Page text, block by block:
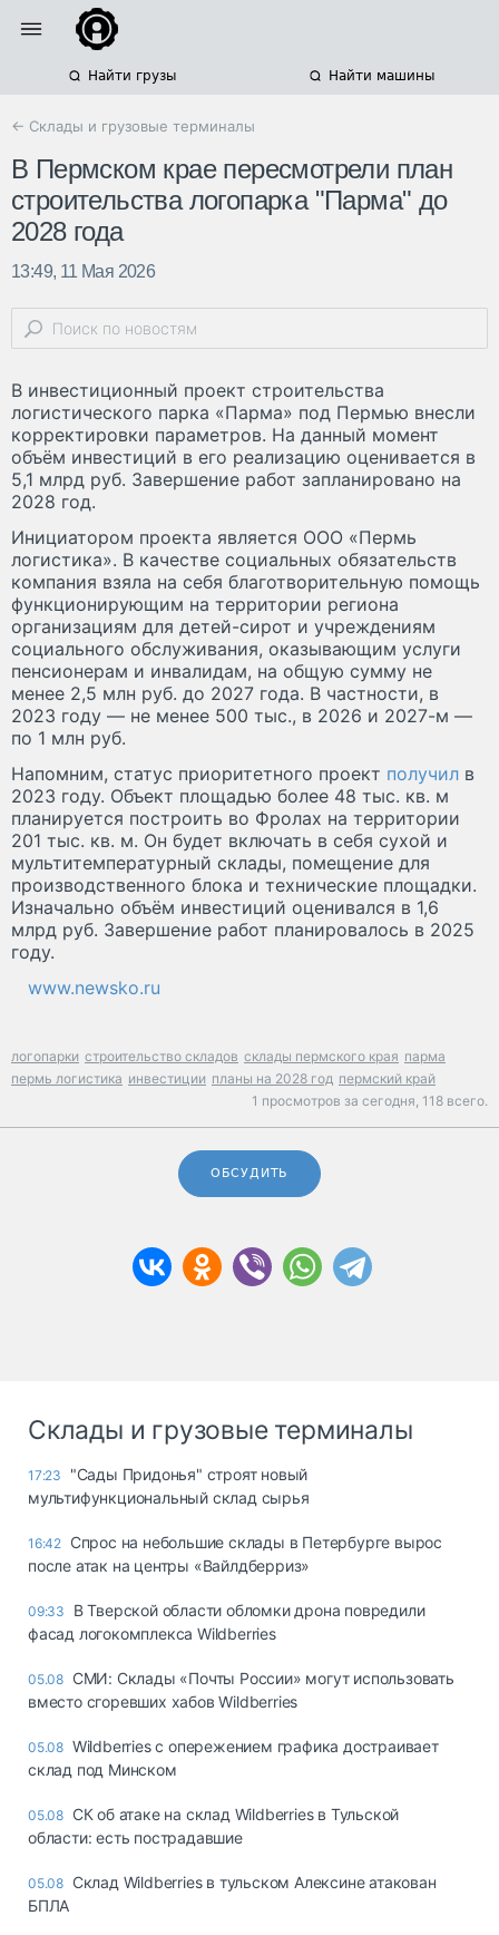
Найти грузы Найти машины
← Склады и грузовые терминалы
В Пермском крае пересмотрели план
строительства логопарка "Парма" до
2028 года
13:49, 11 Мая 2026
В инвестиционный проект строительства
логистического парка «Парма» под Пермью внесли
корректировки параметров. На данный момент
объём инвестиций в его реализацию оценивается в
5,1 млрд руб. Завершение работ запланировано на
2028 год.
Инициатором проекта является ООО «Пермь
логистика». В качестве социальных обязательств
компания взяла на себя благотворительную помощь
функционирующим на территории региона
организациям для детей-сирот и учреждениям
социального обслуживания, оказывающим услуги
пенсионерам и инвалидам, на общую сумму не
менее 2,5 млн руб. до 2027 года. В частности, в
2023 году — не менее 500 тыс., в 2026 и 2027-м —
по 1 млн руб.
Напомним, статус приоритетного проект получил в
2023 году. Объект площадью более 48 тыс. кв. м
планируется построить во Фролах на территории
201 тыс. кв. м. Он будет включать в себя сухой и
мультитемпературный склады, помещение для
производственного блока и технические площадки.
Изначально объём инвестиций оценивался в 1,6
млрд руб. Завершение работ планировалось в 2025
году.
www.newsko.ru
логопарки строительство складов склады пермского края парма
пермь логистика инвестиции планы на 2028 год пермский край
1 просмотров за сегодня, 118 всего.
ОБСУДИТЬ
Склады и грузовые терминалы
17:23
"Сады Придонья" строят новый
мультифункциональный склад сырья
16:42 Спрос на небольшие склады в Петербурге вырос
после атак на центры «Вайлдберриз»
09:33
В Тверской области обломки дрона повредили
фасад логокомплекса Wildberries
05.08 СМИ: Склады «Почты России» могут использовать
вместо сгоревших хабов Wildberries
05.08 Wildberries с опережением графика достраивает
склад под Минском
05.08 СК об атаке на склад Wildberries в Тульской
области: есть пострадавшие
05.08 Склад Wildberries в тульском Алексине атакован
БПЛА